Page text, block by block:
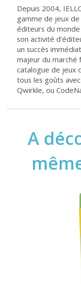
Depuis 2004,
gamme de jeux
éditeurs du
son activité
un succès
majeur du marché
catalogue de jeux
tous les goûts
Qwirkle, ou
A